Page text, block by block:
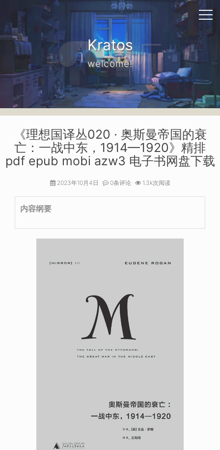
Kratos
welcome!
《理想国译丛020 · 奥斯曼帝国的衰
亡：一战中东，1914—1920》精排
pdf epub mobi azw3 电子书网盘下载
2023年10月4日 0条评论 1.3k次阅读
内容纲要